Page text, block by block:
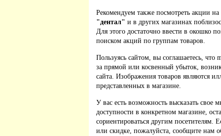
Рекомендуем также посмотреть акции
"дентал" и в других магазинах
Для этого достаточно ввести в окошко
поиском акций по группам товаров.
Пользуясь сайтом, вы соглашаетесь, что
за прямой или косвенный убыток,
сайта. Изображения товаров являются
представленных в магазине.
У вас есть возможность высказать свое
доступности в конкретном магазине,
сориентироваться другим
или скидке, пожалуйста, сообщите нам